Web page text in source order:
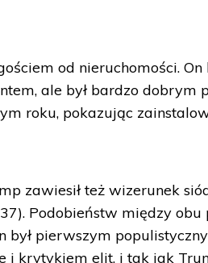
od nieruchomości.
ale był bardzo dobrym
roku, pokazując
zawiesił też wizerunek
Podobieństw między
był pierwszym
i krytykiem elit, i tak jak